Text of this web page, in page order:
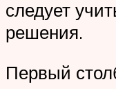
следует
решения.
Первый